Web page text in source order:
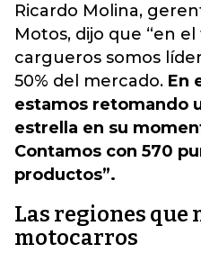
Ricardo Molina,
Motos, dijo que “en
cargueros somos
50% del mercado. En
estamos retomando
estrella en su
Contamos con 570
productos”.
Las regiones que
motocarros